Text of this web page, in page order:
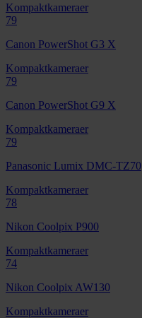
Kompaktkameraer
79
Canon PowerShot G3 X
Kompaktkameraer
79
Canon PowerShot G9 X
Kompaktkameraer
79
Panasonic Lumix DMC-TZ70
Kompaktkameraer
78
Nikon Coolpix P900
Kompaktkameraer
74
Nikon Coolpix AW130
Kompaktkameraer